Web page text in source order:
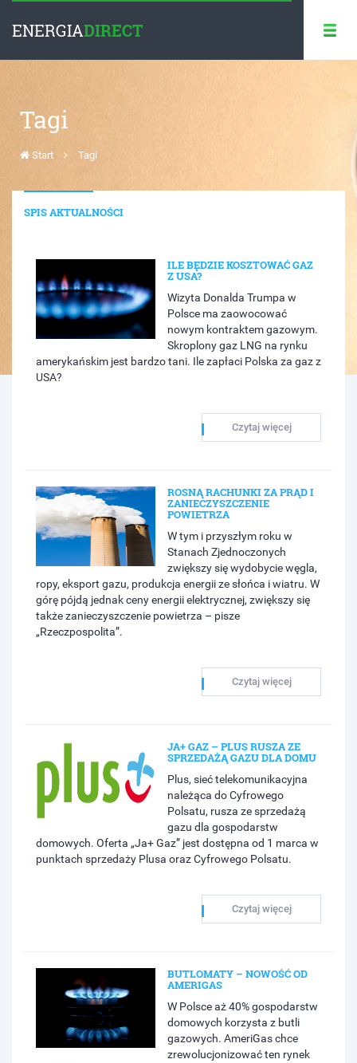
ENERGIADIRECT
Tagi
Start Tagi
SPIS AKTUALNOŚCI
ILE BĘDZIE KOSZTOWAĆ GAZ
Z USA?
Wizyta Donalda Trumpa w
Polsce ma zaowocować
nowym kontraktem gazowym.
Skroplony gaz LNG na rynku
amerykańskim jest bardzo tani. Ile zapłaci Polska za gaz z
USA?
Czytaj więcej
ROSNĄ RACHUNKI ZA PRĄD I
ZANIECZYSZCZENIE
POWIETRZA
W tym i przyszłym roku w
Stanach Zjednoczonych
zwiększy się wydobycie węgla,
ropy, eksport gazu, produkcja energii ze słońca i wiatru. W
górę pójdą jednak ceny energii elektrycznej, zwiększy się
także zanieczyszczenie powietrza – pisze
„Rzeczpospolita”.
Czytaj więcej
JA+ GAZ – PLUS RUSZA ZE
SPRZEDAŻĄ GAZU DLA DOMU
Plus, sieć telekomunikacyjna
należąca do Cyfrowego
Polsatu, rusza ze sprzedażą
gazu dla gospodarstw
domowych. Oferta „Ja+ Gaz” jest dostępna od 1 marca w
punktach sprzedaży Plusa oraz Cyfrowego Polsatu.
Czytaj więcej
BUTLOMATY – NOWOŚĆ OD
AMERIGAS
W Polsce aż 40% gospodarstw
domowych korzysta z butli
gazowych. AmeriGas chce
zrewolucjonizować ten rynek